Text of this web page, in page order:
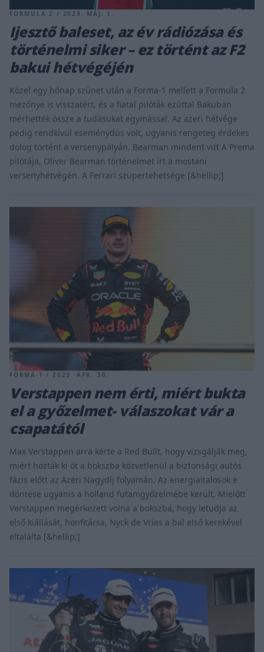
FORMULA 2 / 2023. MÁJ. 1.
Ijesztő baleset, az év rádiózása és
történelmi siker – ez történt az F2
bakui hétvégéjén
Közel egy hónap szünet után a Forma-1 mellett a Formula 2
mezőnye is visszatért, és a fiatal pilóták ezúttal Bakuban
mérhették össze a tudásukat egymással. Az azeri hétvége
pedig rendkívül eseménydús volt, ugyanis rengeteg érdekes
dolog történt a versenypályán. Bearman mindent vitt A Prema
pilótája, Oliver Bearman történelmet írt a mostani
versenyhétvégén. A Ferrari szupertehetsége [&hellip;]
FORMA-1 / 2023. ÁPR. 30.
Verstappen nem érti, miért bukta
el a győzelmet- válaszokat vár a
csapatától
Max Verstappen arra kérte a Red Bullt, hogy vizsgálják meg,
miért hozták ki őt a bokszba közvetlenül a biztonsági autós
fázis előtt az Azeri Nagydíj folyamán. Az energiaitalosok e
döntése ugyanis a holland futamgyőzelmébe került. Mielőtt
Verstappen megérkezett volna a bokszba, hogy letudja az
első kiállását, honfitársa, Nyck de Vries a bal első kerekével
eltalálta [&hellip;]